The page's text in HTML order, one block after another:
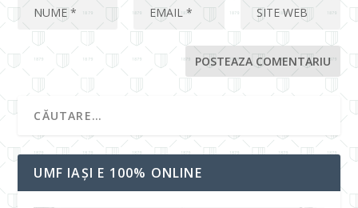
UMF IAȘI E 100% ONLINE